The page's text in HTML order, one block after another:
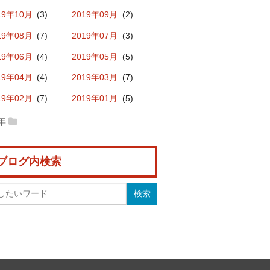
年01月 (1)
年10月 (3) 2019年09月 (2)
年08月 (7) 2019年07月 (3)
年06月 (4) 2019年05月 (5)
年04月 (4) 2019年03月 (7)
年02月 (7) 2019年01月 (5)
年10月 (6)
年08月 (11) 2018年07月 (7)
ログ内検索